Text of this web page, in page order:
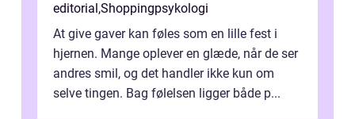
editorial ,Shoppingpsykologi
At give gaver kan føles som en lille fest i
hjernen. Mange oplever en glæde, når de ser
andres smil, og det handler ikke kun om
selve tingen. Bag følelsen ligger både p...